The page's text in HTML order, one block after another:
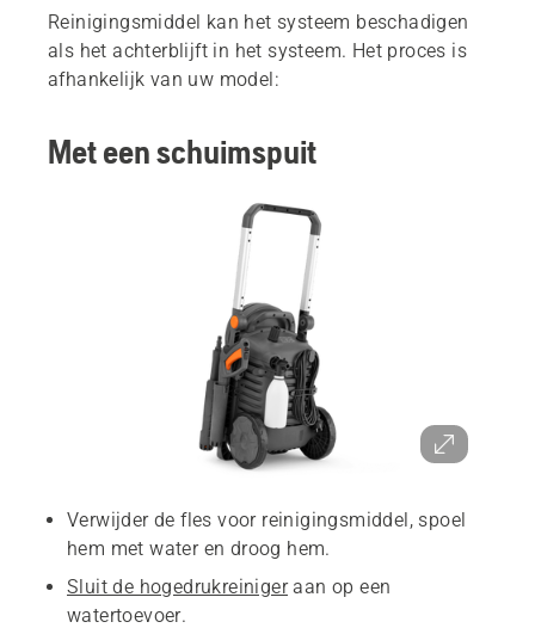
Reinigingsmiddel kan het systeem beschadigen
als het achterblijft in het systeem. Het proces is
afhankelijk van uw model:
Met een schuimspuit
Verwijder de fles voor reinigingsmiddel, spoel
hem met water en droog hem.
Sluit de hogedrukreinigeraan op een
watertoevoer.